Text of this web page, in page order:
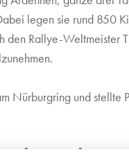
legen sie rund 850
Rallye-Weltmeister
Nürburgring und stellte